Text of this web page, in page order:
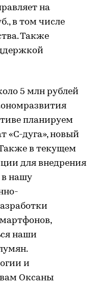
на
в том числе
Также
5 млн рублей
планируем
«С-дуга», новый
в текущем
для внедрения
в нашу
наши
и
Оксаны